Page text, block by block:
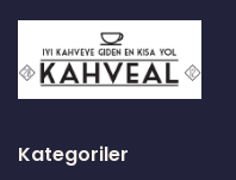
Kategoriler